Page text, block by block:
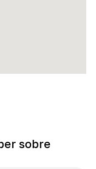
sobre